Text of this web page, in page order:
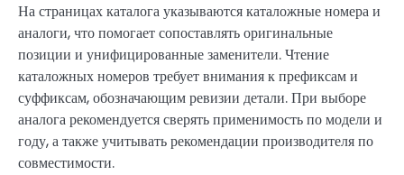
На страницах каталога указываются каталожные номера и
аналоги, что помогает сопоставлять оригинальные
позиции и унифицированные заменители. Чтение
каталожных номеров требует внимания к префиксам и
суффиксам, обозначающим ревизии детали. При выборе
аналога рекомендуется сверять применимость по модели и
году, а также учитывать рекомендации производителя по
совместимости.